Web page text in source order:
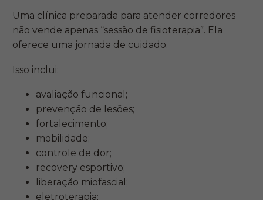
Uma clínica preparada para atender corredores
não vende apenas “sessão de fisioterapia”. Ela
oferece uma jornada de cuidado.
Isso inclui:
avaliação funcional;
prevenção de lesões;
fortalecimento;
mobilidade;
controle de dor;
recovery esportivo;
liberação miofascial;
eletroterapia;